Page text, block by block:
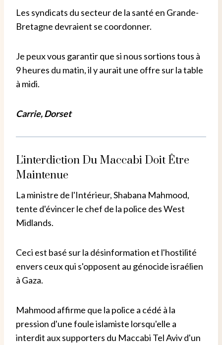
Les syndicats du secteur de la santé en Grande-
Bretagne devraient se coordonner.
Je peux vous garantir que si nous sortions tous à
9 heures du matin, il y aurait une offre sur la table
à midi.
Carrie, Dorset
L'interdiction Du Maccabi Doit Être
Maintenue
La ministre de l'Intérieur, Shabana Mahmood,
tente d'évincer le chef de la police des West
Midlands.
Ceci est basé sur la désinformation et l'hostilité
envers ceux qui s'opposent au génocide israélien
à Gaza.
Mahmood affirme que la police a cédé à la
pression d'une foule islamiste lorsqu'elle a
interdit aux supporters du Maccabi Tel Aviv d'un